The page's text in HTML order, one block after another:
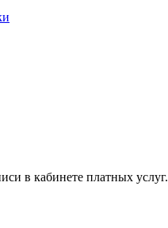
в кабинете платных услуг.